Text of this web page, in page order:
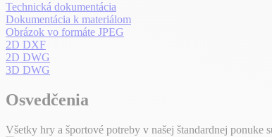
Technická dokumentácia
Dokumentácia k materiálom
Obrázok vo formáte JPEG
2D DXF
2D DWG
3D DWG
Osvedčenia
Všetky hry a športové potreby v našej štandardnej ponuke